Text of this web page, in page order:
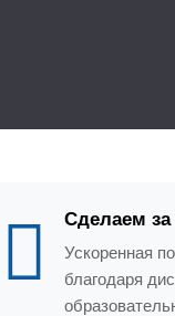
Сделаем за
Ускоренная
благодаря